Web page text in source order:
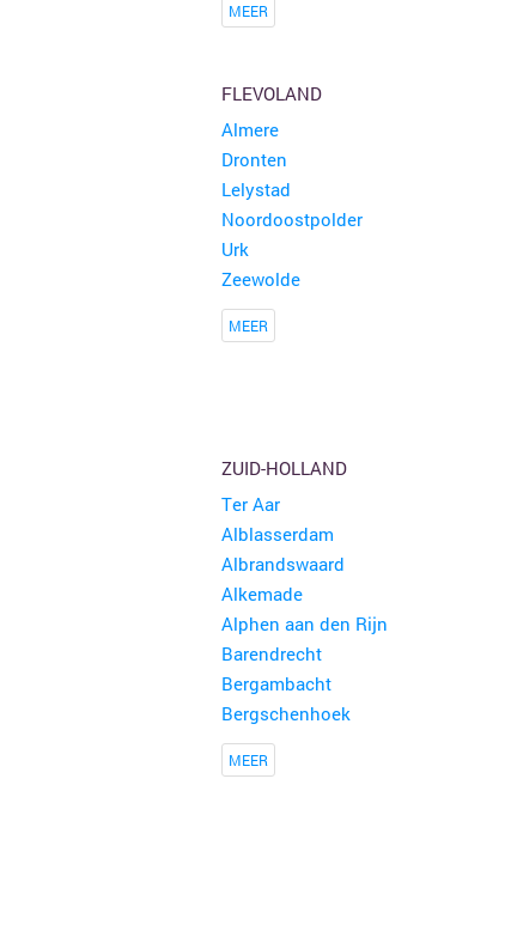
MEER
FLEVOLAND
Almere
Dronten
Lelystad
Noordoostpolder
Urk
Zeewolde
MEER
ZUID-HOLLAND
Ter Aar
Alblasserdam
Albrandswaard
Alkemade
Alphen aan den Rijn
Barendrecht
Bergambacht
Bergschenhoek
MEER